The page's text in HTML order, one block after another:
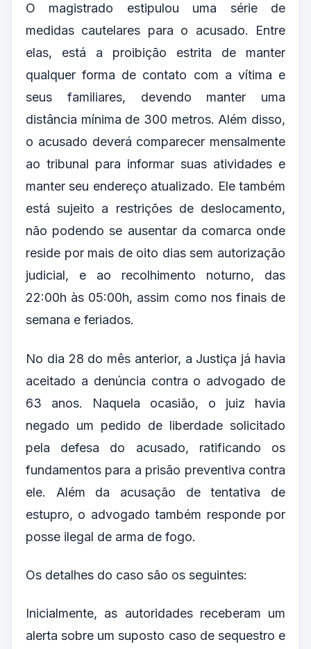
O magistrado estipulou uma série de
medidas cautelares para o acusado. Entre
elas, está a proibição estrita de manter
qualquer forma de contato com a vítima e
seus familiares, devendo manter uma
distância mínima de 300 metros. Além disso,
o acusado deverá comparecer mensalmente
ao tribunal para informar suas atividades e
manter seu endereço atualizado. Ele também
está sujeito a restrições de deslocamento,
não podendo se ausentar da comarca onde
reside por mais de oito dias sem autorização
judicial, e ao recolhimento noturno, das
22:00h às 05:00h, assim como nos finais de
semana e feriados.
No dia 28 do mês anterior, a Justiça já havia
aceitado a denúncia contra o advogado de
63 anos. Naquela ocasião, o juiz havia
negado um pedido de liberdade solicitado
pela defesa do acusado, ratificando os
fundamentos para a prisão preventiva contra
ele. Além da acusação de tentativa de
estupro, o advogado também responde por
posse ilegal de arma de fogo.
Os detalhes do caso são os seguintes:
Inicialmente, as autoridades receberam um
alerta sobre um suposto caso de sequestro e